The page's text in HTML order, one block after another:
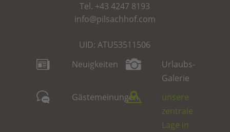
Tel. +43 4247 8193
info@pilsachhof.com
UID: ATU53511506
Neuigkeiten
Urlaubs-
Galerie
Gästemeinungen
unsere
zentrale
Lage in